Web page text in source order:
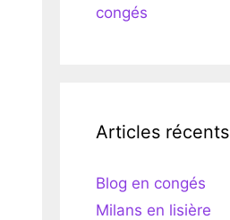
congés
Articles récents
Blog en congés
Milans en lisière